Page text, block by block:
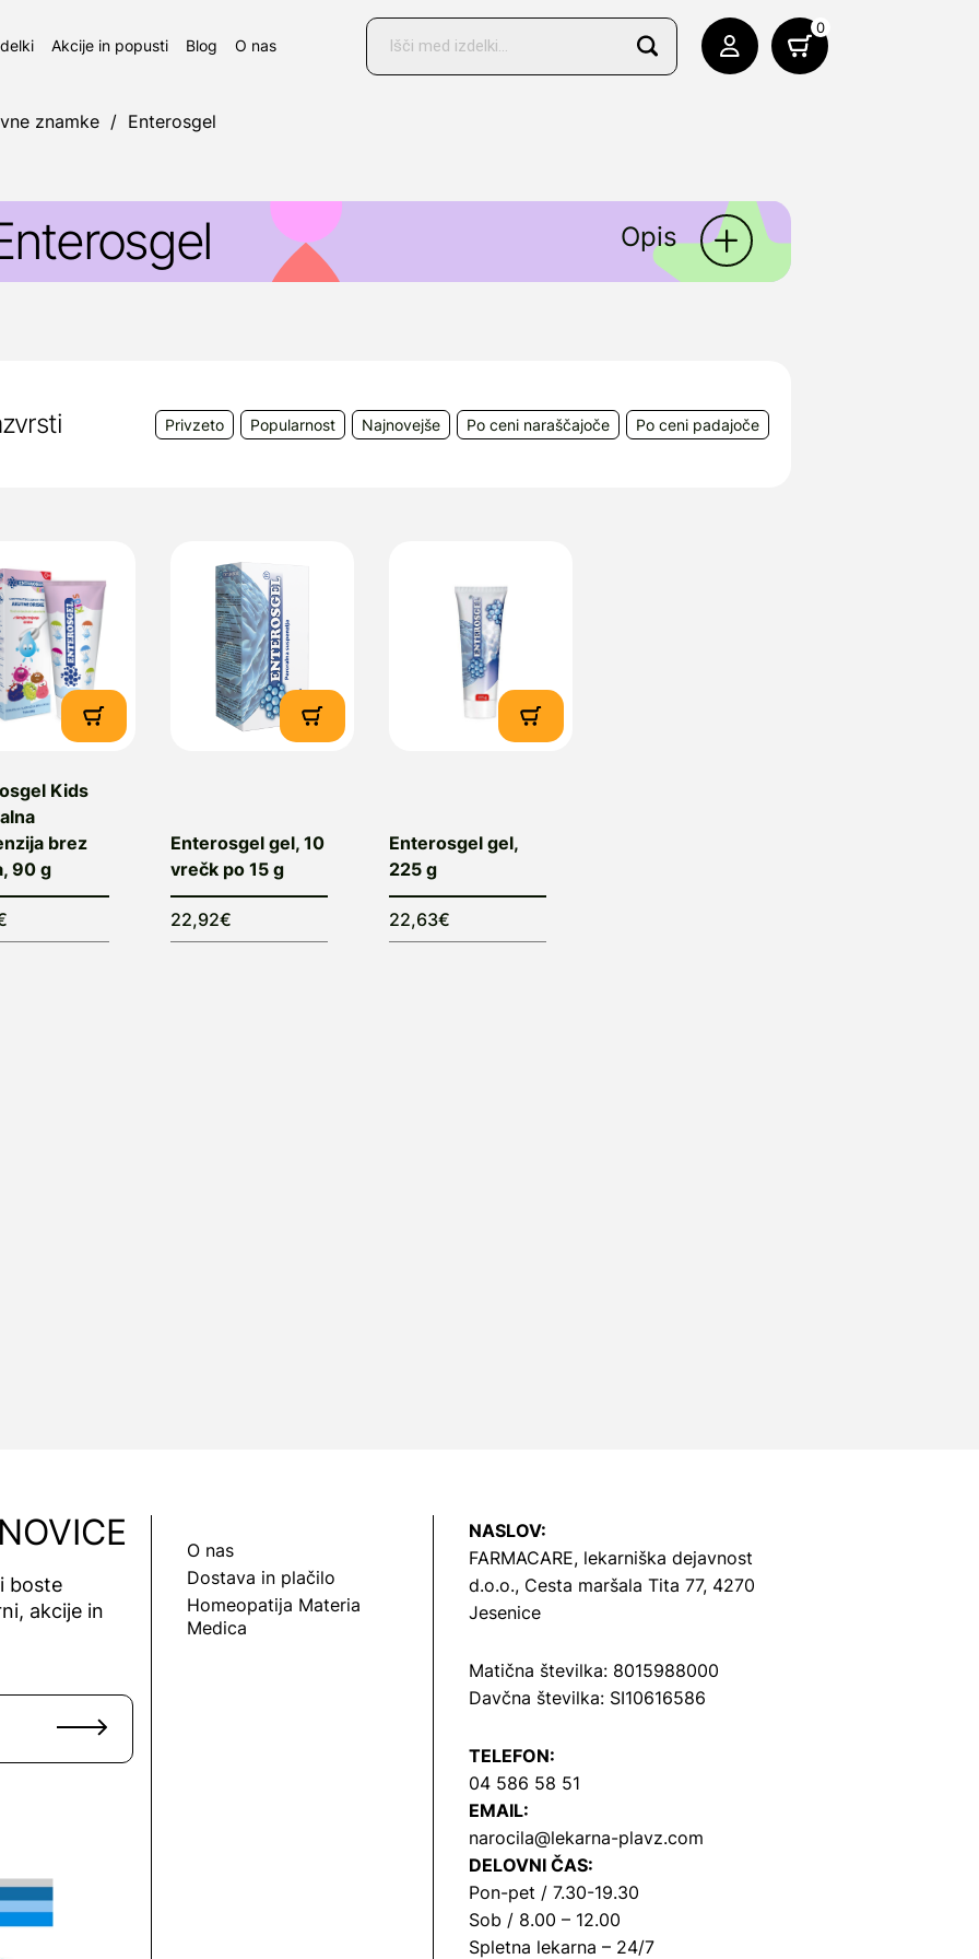
Akcije in popusti Blog O nas
Products
search
0
znamke / Enterosgel
Opis
prebavne težave kot so: napenjanje, napihnjenost in trebušni krči, ki se
ob IBS-D.
: Pharmazine d.o.o., Ukmarjeva ulica 6, 1000 Ljubljana, e-mail:
Privzeto Popularnost Najnovejše Po ceni naraščajoče Po ceni padajoče
Kids
brez
90 g
Enterosgel gel, 10
vrečk po 15 g
22,92€
Enterosgel gel,
225 g
22,63€
boste
akcije in
O nas
Dostava in plačilo
Homeopatija Materia
Medica
NASLOV:
FARMACARE, lekarniška dejavnost
d.o.o., Cesta maršala Tita 77, 4270
Jesenice
Matična številka: 8015988000
Davčna številka: SI10616586
TELEFON:
04 586 58 51
EMAIL:
narocila@lekarna-plavz.com
DELOVNI ČAS:
Pon-pet / 7.30-19.30
Sob / 8.00 – 12.00
Spletna lekarna – 24/7